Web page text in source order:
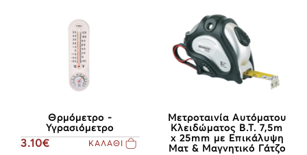
Θρμόμετρο -
Υγρασιόμετρο
3.10€ ΚΑΛΑΘΙ
Μετροταινία Αυτόματου
Κλειδώματος B.T. 7,5m
x 25mm με Επικάλυψη
Ματ & Μαγνητικό Γάτζο